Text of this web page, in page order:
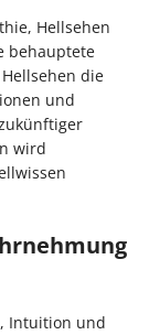
Hellsehen
behauptete
die
und
wird
Intuition und